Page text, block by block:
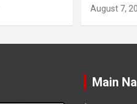
August 7,
Main